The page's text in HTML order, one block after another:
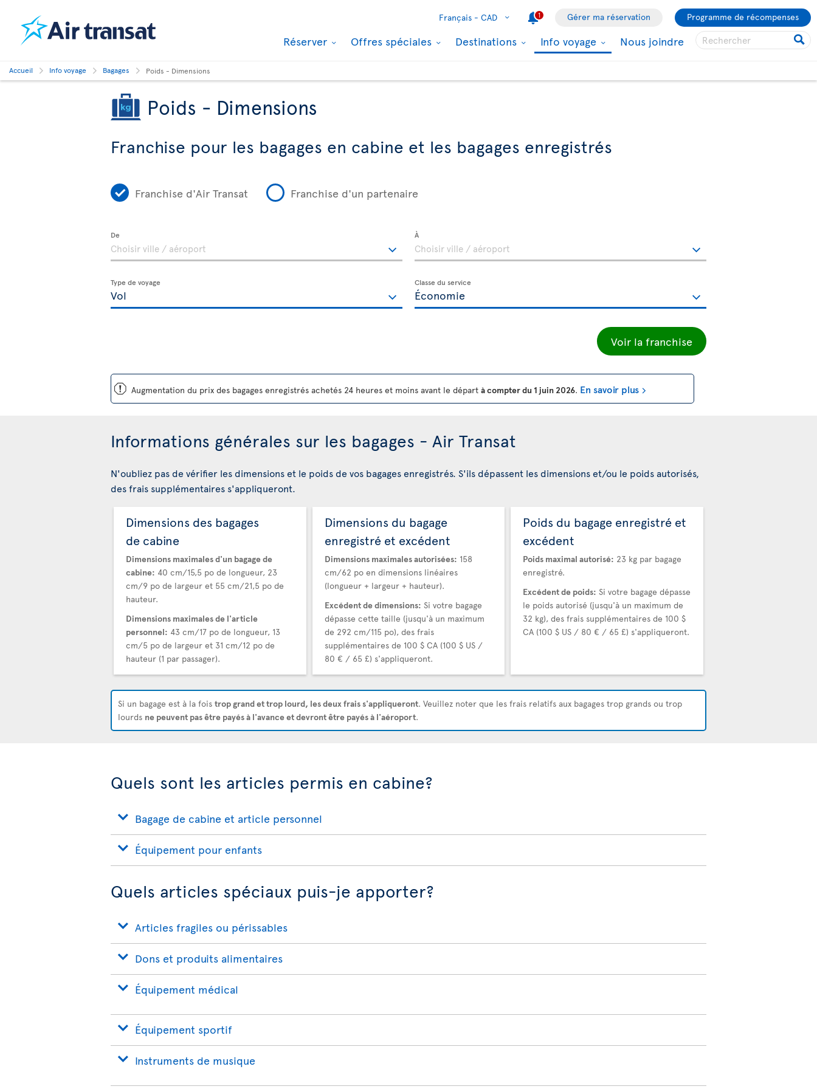
Français - CAD 1 Gérer ma réservation Programme de récompenses
Réserver Offres spéciales Destinations Info voyage Nous joindre
Accueil Info voyage Bagages Poids - Dimensions
Poids - Dimensions
Franchise pour les bagages en cabine et les bagages enregistrés
Franchise d'Air Transat Franchise d'un partenaire
De À
Type de voyage Classe du service
Voir la franchise
ü Augmentation du prix des bagages enregistrés achetés 24 heures et moins avant le départ à compter du 1 juin 2026. En savoir plus
Informations générales sur les bagages - Air Transat
N'oubliez pas de vérifier les dimensions et le poids de vos bagages enregistrés. S'ils dépassent les dimensions et/ou le poids autorisés,
des frais supplémentaires s'appliqueront.
Dimensions des bagages
de cabine
Dimensions maximales d'un bagage de
cabine: 40 cm/15,5 po de longueur, 23
cm/9 po de largeur et 55 cm/21,5 po de
hauteur.
Dimensions maximales de l'article
personnel: 43 cm/17 po de longueur, 13
cm/5 po de largeur et 31 cm/12 po de
hauteur (1 par passager).
Dimensions du bagage
enregistré et excédent
Dimensions maximales autorisées: 158
cm/62 po en dimensions linéaires
(longueur + largeur + hauteur).
Excédent de dimensions: Si votre bagage
dépasse cette taille (jusqu'à un maximum
de 292 cm/115 po), des frais
supplémentaires de 100 $ CA (100 $ US /
80 € / 65 £) s'appliqueront.
Poids du bagage enregistré et
excédent
Poids maximal autorisé: 23 kg par bagage
enregistré.
Excédent de poids: Si votre bagage dépasse
le poids autorisé (jusqu'à un maximum de
32 kg), des frais supplémentaires de 100 $
CA (100 $ US / 80 € / 65 £) s'appliqueront.
Si un bagage est à la fois trop grand et trop lourd, les deux frais s'appliqueront. Veuillez noter que les frais relatifs aux bagages trop grands ou trop
lourds ne peuvent pas être payés à l'avance et devront être payés à l'aéroport.
Quels sont les articles permis en cabine?
Bagage de cabine et article personnel
Équipement pour enfants
Quels articles spéciaux puis-je apporter?
Articles fragiles ou périssables
Dons et produits alimentaires
Équipement médical
Équipement sportif
Instruments de musique